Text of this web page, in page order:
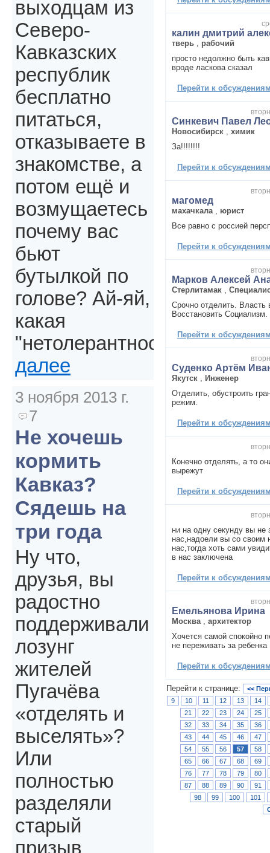
калин дмитрий
тверь
рабочий
просто недолжно быть
вроде ласкова сказал
Перейти к
Синкевич Павел
Новосибирск
химик
За!!!!!!!!
Перейти к
магомед
махачкала
юрист
Все равно с россией
Перейти к
Марков Алексей
Стерлитамак
Срочно отделить. Власть
Восстановить Социализм.
Перейти к
Суденко Артём
Якутск
Инженер
Отделить, обустроить
режим.
Перейти к
Конечно отделять, а то
вырежут
Перейти к
ни на одну секунду вы не
нас,надоели вы со своим
нас,тогда хоть сами
в нас заключена
Перейти к
Емельянова Ирина
Москва
архитектор
Хочется самой спокойно
не переживать за ребенка
Перейти к
Перейти к странице:
<<
9
10 11 12 13
14
21
22 23 24
25
32
33 34 35
36
43
44 45 46
47
54
55 56 57
58
65
66 67 68
69
76
77 78 79
80
87
88 89 90
91
98
99 100
101
выходцам из
Северо-
Кавказских
республик
бесплатно
питаться,
отказываете в
знакомстве, а
потом ещё и
возмущаетесь
почему вас
бьют
бутылкой по
голове? Ай-яй,
какая
"нетолерантность".
далее
3 ноября 2013 г.
7
Не хочешь
кормить
Кавказ?
Сядешь на
три года
Ну что,
друзья, вы
радостно
поддерживали
лозунг
жителей
Пугачёва
«отделять и
выселять»?
Или
полностью
разделяли
старый
призыв